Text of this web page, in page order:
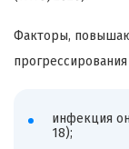
Факторы,
инфекция
18);